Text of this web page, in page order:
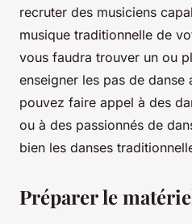
recruter des musiciens
musique traditionnelle de
vous faudra trouver un ou
enseigner les pas de danse
pouvez faire appel à des
ou à des passionnés de
bien les danses
Préparer le